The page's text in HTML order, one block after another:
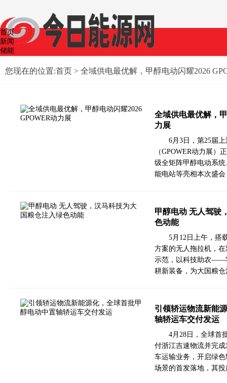
首页
新闻
储能
公司
您现在的位置:首页 > 全域供电最优解，甲醇电动闪耀2026
全域供电最优解，
力展
6月3日，第25届
（GPOWER动力展）
级全矩阵甲醇电动系
能电站等亮相本次盛
甲醇电动 无人驾驶
色动能
5月12日上午，搭
方案的无人拖拉机，
示范，以科技助农——
耕新装备，为大国粮
引领轿运物流新能
轴轿运车交付发运
4月28日，全球首
付浙江吉速物流并完
车运输业务，开启绿
场景的首发落地，其